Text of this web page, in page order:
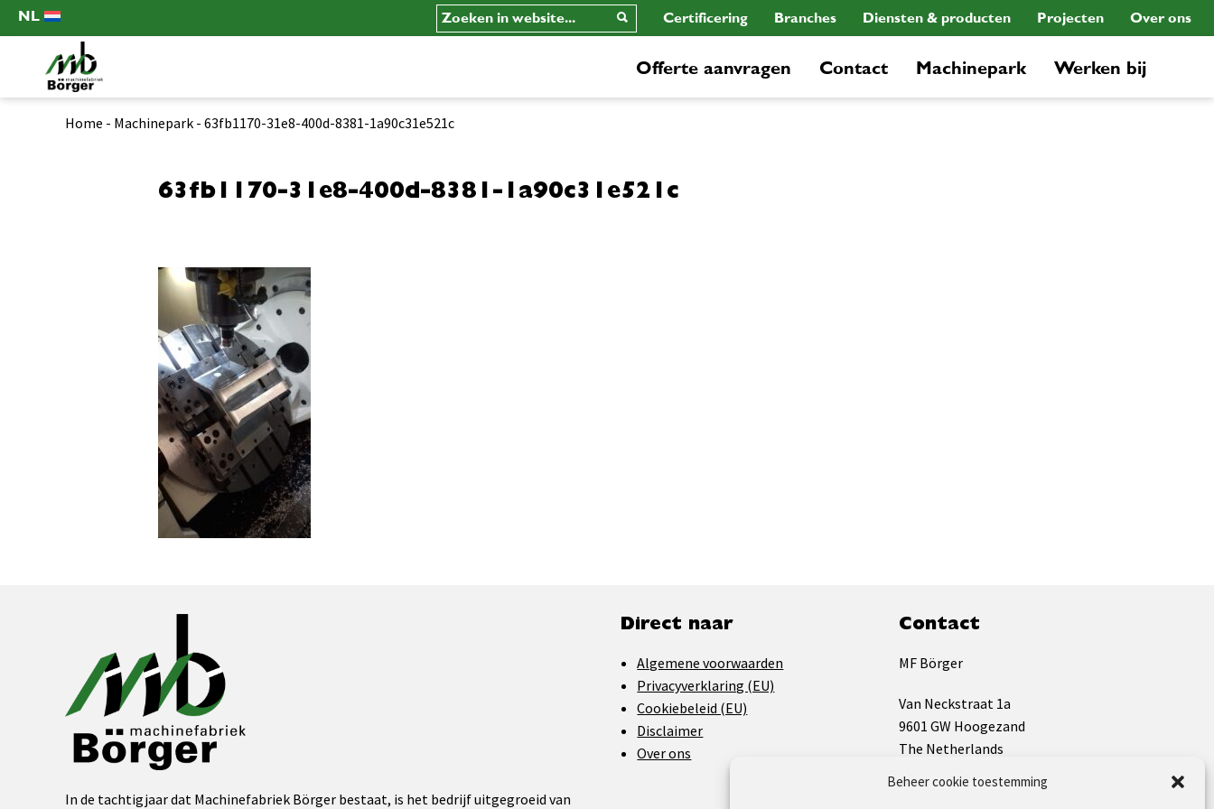
Beheer cookie toestemming
NL Certificering Branches Diensten & producten Projecten Over ons
Offerte aanvragen Contact Machinepark Werken bij
Home - Machinepark - 63fb1170-31e8-400d-8381-1a90c31e521c
63fb1170-31e8-400d-8381-1a90c31e521c
In de tachtigjaar dat Machinefabriek Börger bestaat, is het bedrijf uitgegroeid van
Direct naar
Algemene voorwaarden
Privacyverklaring (EU)
Cookiebeleid (EU)
Disclaimer
Over ons
Contact
MF Börger
Van Neckstraat 1a
9601 GW Hoogezand
The Netherlands